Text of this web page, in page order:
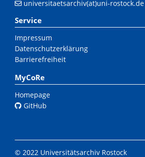
universitaetsarchiv(at)uni-rostock.de
Service
Impressum
Datenschutzerklärung
Barrierefreiheit
MyCoRe
Homepage
GitHub
© 2022 Universitätsarchiv Rostock